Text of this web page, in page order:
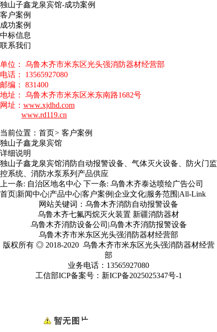
独山子鑫龙泉宾馆-成功案例
客户案例
成功案例
中标信息
联系我们
单位： 乌鲁木齐市米东区光头强消防器材经营部
电话： 13565927080
邮编： 831400
地址： 乌鲁木齐市米东区米东南路1682号
网址： www.xjdhd.com
www.rd119.cn
当前位置： 首页> 客户案例
独山子鑫龙泉宾馆
详细说明
独山子鑫龙泉宾馆消防自动报警设备、气体灭火设备、防火门监
控系统、消防水泵系列产品供应
上一条: 自治区地名中心 下一条: 乌鲁木齐泰达喷绘广告公司
首页|新闻中心|产品中心|客户案例 |企业文化|服务范围 |All-Link
网站关键词：乌鲁木齐消防自动报警设备
乌鲁木齐七氟丙烷灭火装置 新疆消防器材
乌鲁木齐消防设备公司|乌鲁木齐消防报警设备
乌鲁木齐市米东区光头强消防器材经营部
版权所有 ◎ 2018-2020 乌鲁木齐市米东区光头强消防器材经营
部
业务电话：13565927080
工信部ICP备案号： 新ICP备2025025347号-1